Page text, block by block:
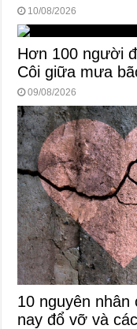
10/08/2026
Hơn 100 người
Côi giữa mưa
09/08/2026
10 nguyên nhân
nay đổ vỡ và